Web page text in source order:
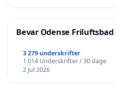
Bevar Odense Friluftsbad
3 279 underskrifter
1 014 Underskrifter / 30 dage
2 Jul 2026